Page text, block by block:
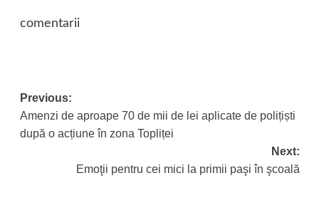
comentarii
Post
navigation
Previous:
Amenzi de aproape 70 de mii de lei aplicate de polițiști
după o acțiune în zona Topliței
Next:
Emoţii pentru cei mici la primii paşi în şcoală